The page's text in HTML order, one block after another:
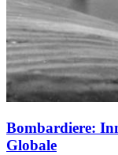
Bombardiere:
Globale